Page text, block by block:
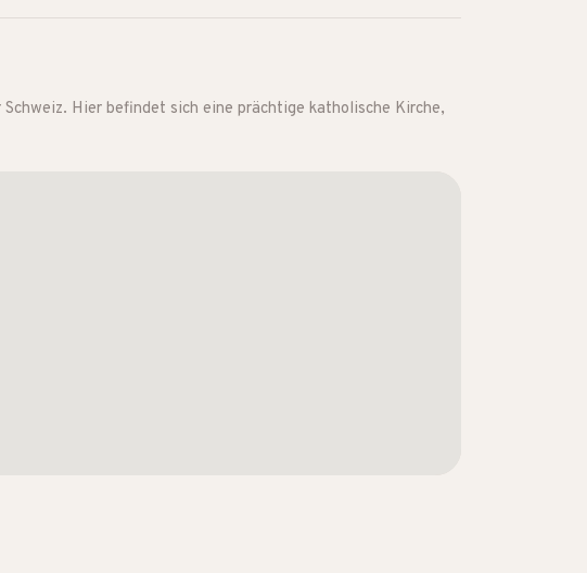
Hier befindet sich eine prächtige katholische Kirche,